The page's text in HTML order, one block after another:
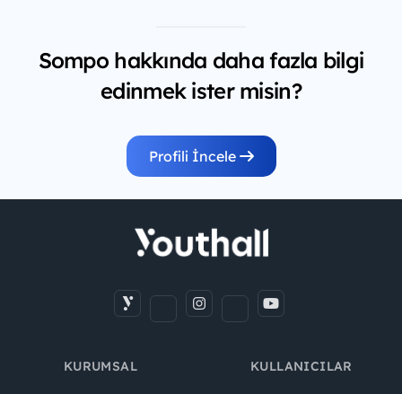
Sompo hakkında daha fazla bilgi
edinmek ister misin?
Profili İncele
KURUMSAL KULLANICILAR